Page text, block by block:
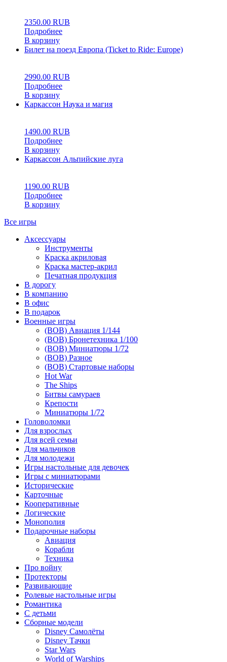
2350.00 RUB
Подробнее
В корзину
Билет на поезд Европа (Ticket to Ride: Europe)
2990.00 RUB
Подробнее
В корзину
Каркассон Наука и магия
1490.00 RUB
Подробнее
В корзину
Каркассон Альпийские луга
1190.00 RUB
Подробнее
В корзину
Все игры
Аксессуары
Инструменты
Краска акриловая
Краска мастер-акрил
Печатная продукция
В дорогу
В компанию
В офис
В подарок
Военные игры
(ВОВ) Авиация 1/144
(ВОВ) Бронетехника 1/100
(ВОВ) Миниатюры 1/72
(ВОВ) Разное
(ВОВ) Стартовые наборы
Hot War
The Ships
Битвы самураев
Крепости
Миниатюры 1/72
Головоломки
Для взрослых
Для всей семьи
Для мальчиков
Для молодежи
Игры настольные для девочек
Игры с миниатюрами
Исторические
Карточные
Кооперативные
Логические
Монополия
Подарочные наборы
Авиация
Корабли
Техника
Про войну
Протекторы
Развивающие
Ролевые настольные игры
Романтика
С детьми
Сборные модели
Disney Самолёты
Disney Тачки
Star Wars
World of Warships